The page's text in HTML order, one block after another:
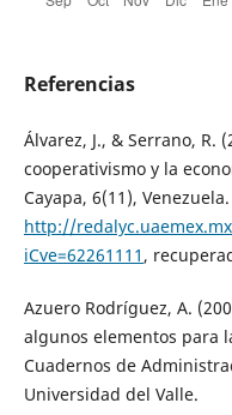
Referencias
Álvarez, J., & Serrano,
cooperativismo y la
Cayapa, 6(11),
http://
iCve=62261111 ,
Azuero Rodríguez, A.
algunos elementos para
Cuadernos de
Universidad del Valle.